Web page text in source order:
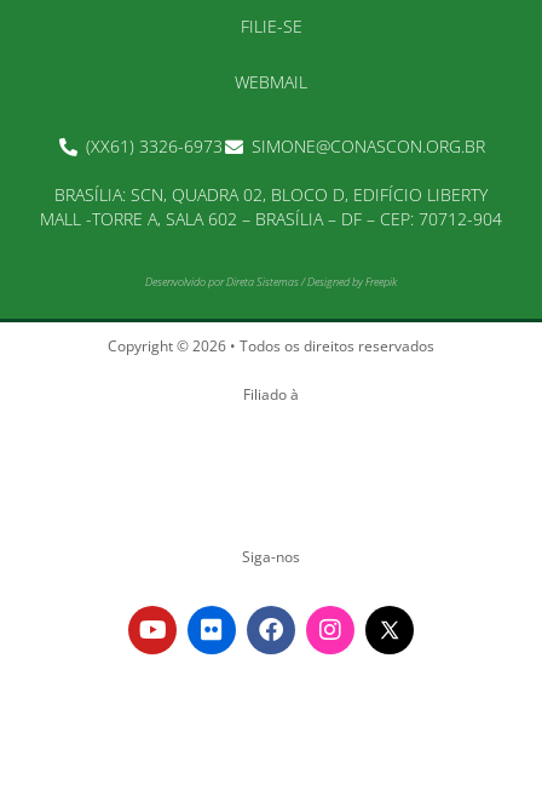
FILIE-SE
WEBMAIL
(XX61) 3326-6973 SIMONE@CONASCON.ORG.BR
BRASÍLIA: SCN, QUADRA 02, BLOCO D, EDIFÍCIO LIBERTY
MALL -TORRE A, SALA 602 – BRASÍLIA – DF – CEP: 70712-904
Desenvolvido porDireta Sistemas/Designed by Freepik
Copyright © 2026 • Todos os direitos reservados
Filiado à
Siga-nos